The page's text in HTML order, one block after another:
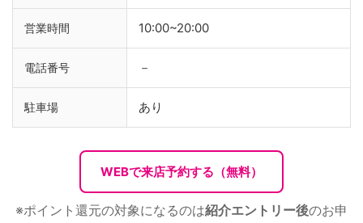
営業時間 10:00~20:00
電話番号 －
駐車場 あり
WEBで来店予約する（無料）
※ポイント還元の対象になるのは紹介エントリー後のお申